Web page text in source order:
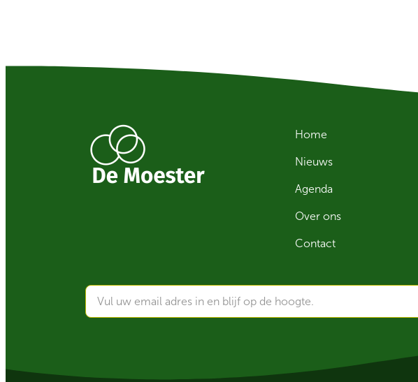
Home
Nieuws
Agenda
Over ons
Contact